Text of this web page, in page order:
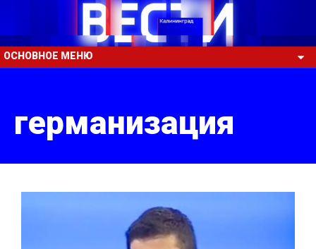
ОСНОВНОЕ МЕНЮ
германизация